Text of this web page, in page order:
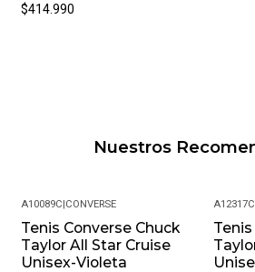
$414.990
Nuestros
A10089C|CONVERSE
Tenis Converse Chuck
Taylor All Star Cruise
Unisex-Violeta
-14%
A12317C